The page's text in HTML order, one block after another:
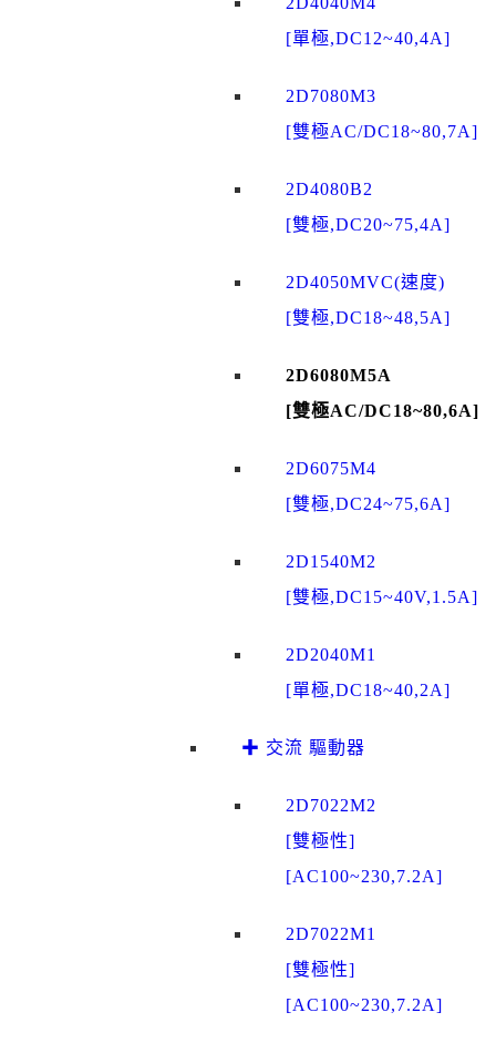
[單極,DC12~40,4A]
2D7080M3
[雙極AC/DC18~80,7A]
2D4080B2
[雙極,DC20~75,4A]
2D4050MVC(速度)
[雙極,DC18~48,5A]
2D6080M5A
[雙極AC/DC18~80,6A]
2D6075M4
[雙極,DC24~75,6A]
2D1540M2
[雙極,DC15~40V,1.5A]
2D2040M1
[單極,DC18~40,2A]
✚ 交流 驅動器
2D7022M2
[雙極性]
[AC100~230,7.2A]
2D7022M1
[雙極性]
[AC100~230,7.2A]